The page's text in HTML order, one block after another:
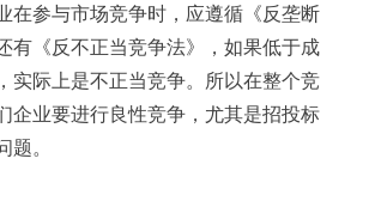
在参与市场竞争时，应遵循《反垄断
有《反不正当竞争法》，如果低于成
实际上是不正当竞争。所以在整个竞
企业要进行良性竞争，尤其是招投标
。